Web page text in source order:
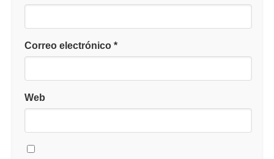
Correo electrónico *
Web